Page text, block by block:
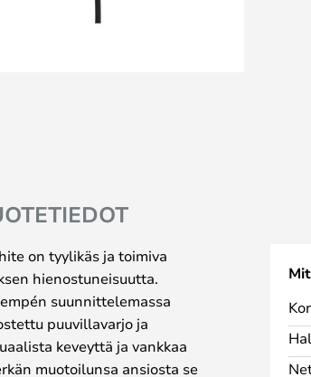
on tyylikäs ja toimiva
hienostuneisuutta.
suunnittelemassa
puuvillavarjo ja
keveyttä ja vankkaa
muotoilunsa ansiosta se